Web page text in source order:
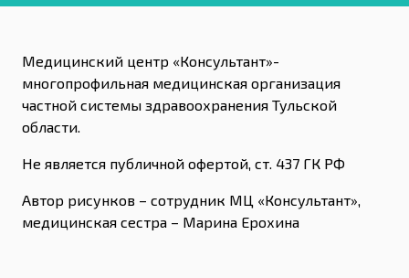
Медицинский центр «Консультант»-
многопрофильная медицинская организация
частной системы здравоохранения Тульской
области.
Не является публичной офертой, ст. 437 ГК РФ
Автор рисунков – сотрудник МЦ «Консультант»,
медицинская сестра – Марина Ерохина